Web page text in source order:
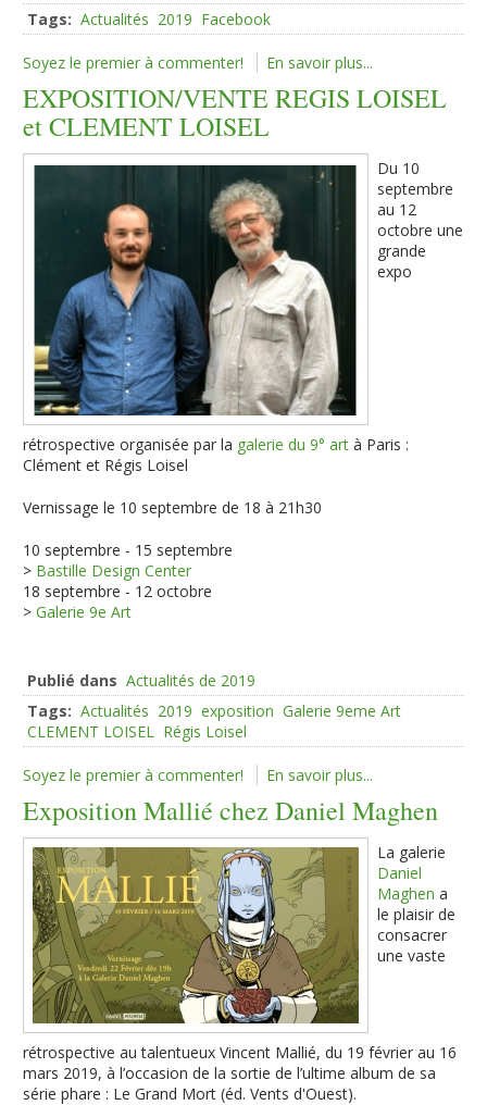
Tags: Actualités 2019 Facebook
Soyez le premier à commenter! En savoir plus...
EXPOSITION/VENTE REGIS LOISEL
et CLEMENT LOISEL
Du 10
septembre
au 12
octobre une
grande
expo
rétrospective organisée par la galerie du 9° art à Paris :
Clément et Régis Loisel
Vernissage le 10 septembre de 18 à 21h30
10 septembre - 15 septembre
> Bastille Design Center
18 septembre - 12 octobre
>Galerie 9e Art
Publié dans Actualités de 2019
Tags: Actualités 2019 exposition Galerie 9eme Art
CLEMENT LOISEL Régis Loisel
Soyez le premier à commenter! En savoir plus...
Exposition Mallié chez Daniel Maghen
La galerie
Daniel
Maghen a
le plaisir de
consacrer
une vaste
rétrospective au talentueux Vincent Mallié, du 19 février au 16
mars 2019, à l’occasion de la sortie de l’ultime album de sa
série phare : Le Grand Mort (éd. Vents d'Ouest).